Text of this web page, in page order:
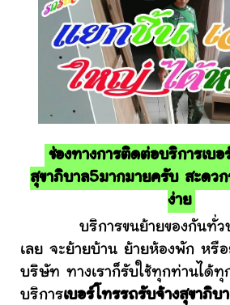
ช่องทางการติดต่อบริการเบ
สุขาภิบาล5มากมายครับ สะดวก
ง่าย
บริการขนย้ายของกันทั่วป
เลย จะย้ายบ้าน ย้ายห้องพัก หรื
บริษัท ทางเราก็รับใช้ทุกท่านได้
บริการเบอร์โทรรถรับจ้างสุขาภิบ